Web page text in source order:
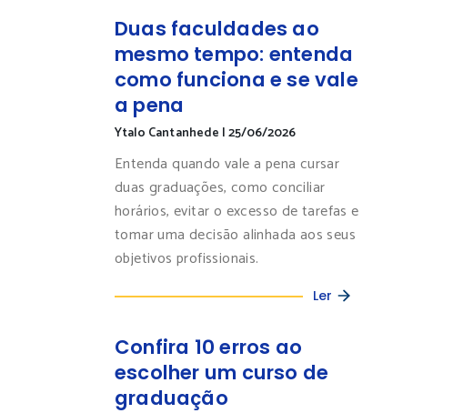
Duas faculdades ao
mesmo tempo: entenda
como funciona e se vale
a pena
Ytalo Cantanhede |25/06/2026
Entenda quando vale a pena cursar
duas graduações, como conciliar
horários, evitar o excesso de tarefas e
tomar uma decisão alinhada aos seus
objetivos profissionais.
Ler
Confira 10 erros ao
escolher um curso de
graduação